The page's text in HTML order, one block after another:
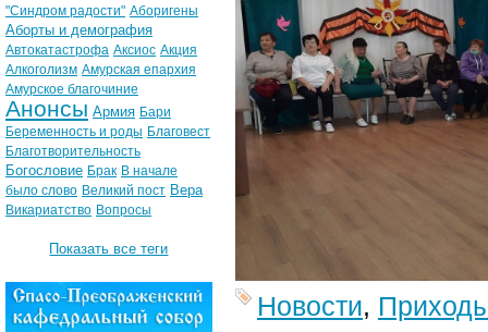
Новости,
"Синдром радости" Аборигены
Аборты и демография
Автокатастрофа Аксиос Акция
Алкоголизм Амурская епархия
Амурское благочиние
Анонсы Армия Бари
Беременность и роды Благовест
Благотворительность
Богословие Брак В начале
было слово Великий пост Вера
Викариатство Вопросы
Показать все теги